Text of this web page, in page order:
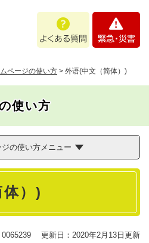
あ
問
・
ページの使い方 > 外语(中文（简体）)
使い方
の使い方メニュー
）)
更新日：2020年2月13日更新